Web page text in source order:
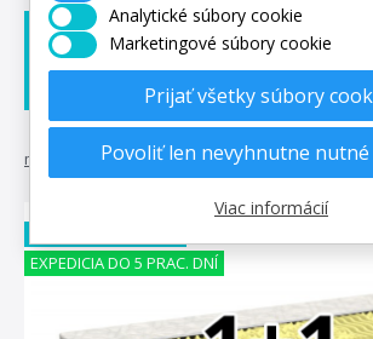
Doprava zadarmo
Dárek
Expedicia do 5 dní
mpo-matrace.sk • matrace 1+1 zadarmo•
EXPEDICIA DO 5 PRAC. DNÍ
Analytické súbory cookie
Marketingové súbory cookie
Prijať všetky súbory
Povoliť len nevyhnutne nutné
Viac informácií